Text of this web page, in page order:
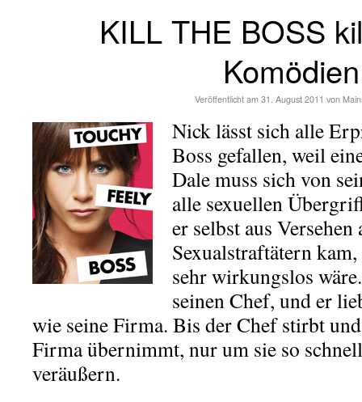
KILL THE BOSS
Komödien
Veröffentlicht am 31. August 2011 von
Nick lässt sich alle
Boss gefallen, weil
Dale muss sich von
alle sexuellen
er selbst aus
Sexualstraftätern
sehr wirkungslos
seinen Chef, und er
wie seine Firma. Bis der Chef stirbt
Firma übernimmt, nur um sie so
veräußern.